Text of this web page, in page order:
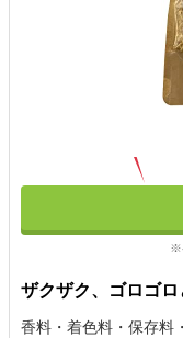
※
ザクザク、ゴロゴ
香料・着色料・保存料